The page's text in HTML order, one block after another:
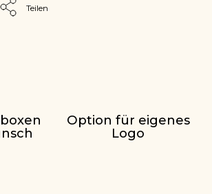
Teilen
Option für eigenes
Logo